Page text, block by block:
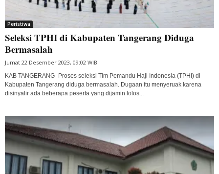
Peristiwa
Seleksi TPHI di Kabupaten Tangerang Diduga
Bermasalah
Jumat 22 Desember 2023, 09:02 WIB
KAB TANGERANG- Proses seleksi Tim Pemandu Haji Indonesia (TPHI) di
Kabupaten Tangerang diduga bermasalah. Dugaan itu menyeruak karena
disinyalir ada beberapa peserta yang dijamin lolos...